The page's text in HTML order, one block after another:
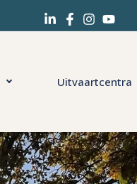
Uitvaartcentra